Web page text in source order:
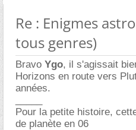
Re : Enigmes
tous genres)
Bravo Ygo, il s'agissait
Horizons en route vers
années.
Pour la petite histoire,
de planète en 06